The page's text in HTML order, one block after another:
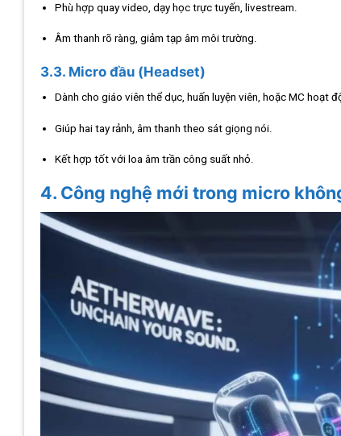
Phù hợp quay video, dạy học trực tuyến, livestream.
Âm thanh rõ ràng, giảm tạp âm môi trường.
3.3. Micro đầu (Headset)
Dành cho giáo viên thể dục, huấn luyện viên, hoặc MC hoạt
Giúp hai tay rảnh, âm thanh theo sát giọng nói.
Kết hợp tốt với loa âm trần công suất nhỏ.
4. Công nghệ mới trong micro